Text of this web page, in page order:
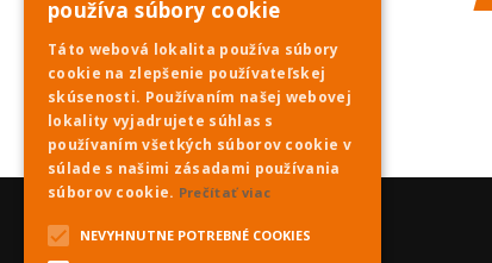
používa súbory cookie
Táto webová lokalita používa súbory
cookie na zlepšenie používateľskej
skúsenosti. Používaním našej webovej
lokality vyjadrujete súhlas s
používaním všetkých súborov cookie v
súlade s našimi zásadami používania
súborov cookie. Prečítať viac
NEVYHNUTNE POTREBNÉ COOKIES